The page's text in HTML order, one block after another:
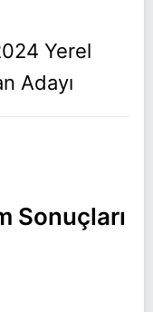
Yerel
Adayı
Sonuçları